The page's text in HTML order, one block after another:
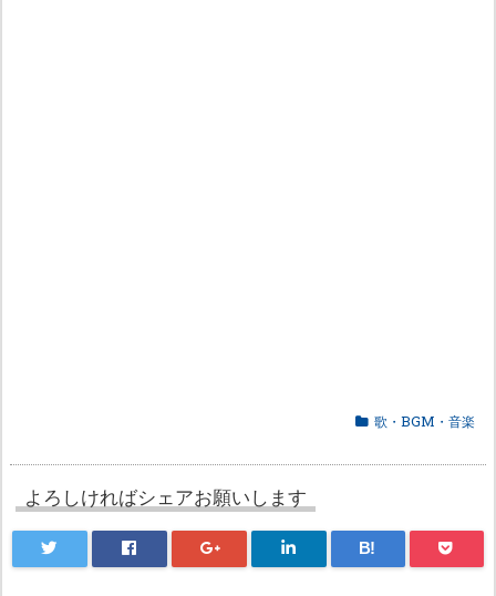
歌・BGM・音楽
よろしければシェアお願いします
B!